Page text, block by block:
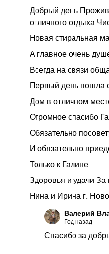
Добрый день
отличного отдыха
Новая стиральная
А главное очень
Всегда на связи
Первый день пошла
Дом в отличном
Огромное спасибо
Обязательно
И обязательно
Только к Галине
Здоровья и удачи За
Нина и Ирина г.
Валерий
Год назад
Спасибо за